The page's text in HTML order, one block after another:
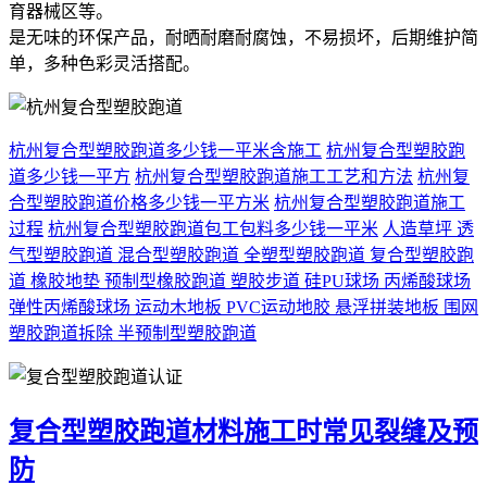
育器械区等。
是无味的环保产品，耐晒耐磨耐腐蚀，不易损坏，后期维护简
单，多种色彩灵活搭配。
杭州复合型塑胶跑道多少钱一平米含施工 杭州复合型塑胶跑
道多少钱一平方 杭州复合型塑胶跑道施工工艺和方法 杭州复
合型塑胶跑道价格多少钱一平方米 杭州复合型塑胶跑道施工
过程 杭州复合型塑胶跑道包工包料多少钱一平米 人造草坪 透
气型塑胶跑道 混合型塑胶跑道 全塑型塑胶跑道 复合型塑胶跑
道 橡胶地垫 预制型橡胶跑道 塑胶步道 硅PU球场 丙烯酸球场
弹性丙烯酸球场 运动木地板 PVC运动地胶 悬浮拼装地板 围网
塑胶跑道拆除 半预制型塑胶跑道
复合型塑胶跑道材料施工时常见裂缝及预
防